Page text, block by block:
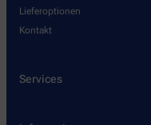
Lieferoptionen
Kontakt
Services